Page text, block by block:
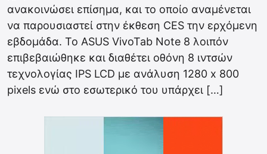
ανακοινώσει επίσημα, και το οποίο αναμένεται
να παρουσιαστεί στην έκθεση CES την ερχόμενη
εβδομάδα. Το ASUS VivoTab Note 8 λοιπόν
επιβεβαιώθηκε και διαθέτει οθόνη 8 ιντσών
τεχνολογίας IPS LCD με ανάλυση 1280 x 800
pixels ενώ στο εσωτερικό του υπάρχει […]